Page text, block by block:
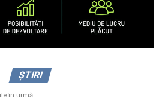
ȘTIRI
în urmă